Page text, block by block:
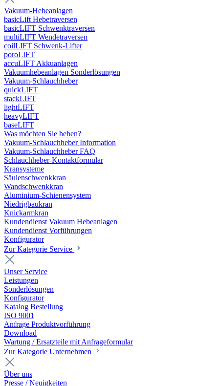
Vakuum-Hebeanlagen
basicLift Hebetraversen
basicLIFT Schwenktraversen
multiLIFT Wendetraversen
coilLIFT Schwenk-Lifter
poroLIFT
accuLIFT Akkuanlagen
Vakuumhebeanlagen Sonderlösungen
Vakuum-Schlauchheber
quickLIFT
stackLIFT
lightLIFT
heavyLIFT
baseLIFT
Was möchten Sie heben?
Vakuum-Schlauchheber Information
Vakuum-Schlauchheber FAQ
Schlauchheber-Kontaktformular
Kransysteme
Säulenschwenkkran
Wandschwenkkran
Aluminium-Schienensystem
Niedrigbaukran
Knickarmkran
Kundendienst Vakuum Hebeanlagen
Kundendienst Vorführungen
Konfigurator
Zur Kategorie Service
Unser Service
Leistungen
Sonderlösungen
Konfigurator
Katalog Bestellung
ISO 9001
Anfrage Produktvorführung
Download
Wartung / Ersatzteile mit Anfrageformular
Zur Kategorie Unternehmen
Über uns
Presse / Neuigkeiten